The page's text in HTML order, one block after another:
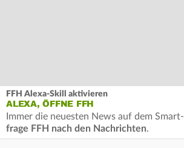
FFH Alexa-Skill aktivieren
ALEXA, ÖFFNE FFH
Immer die neuesten News auf dem
frage FFH nach den Nachrichten.